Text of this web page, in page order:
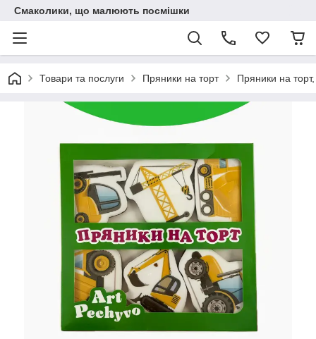
Смаколики, що малюють посмішки
Товари та послуги Пряники на торт Пряники на торт,